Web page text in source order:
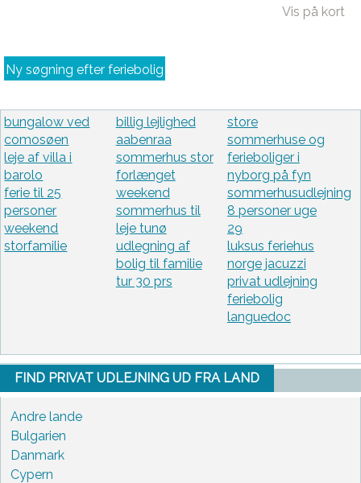
Vis på kort
Ny søgning efter feriebolig
bungalow ved
comosøen
leje af villa i
barolo
ferie til 25
personer
weekend
storfamilie
billig lejlighed
aabenraa
sommerhus stor
forlænget
weekend
sommerhus til
leje tunø
udlegning af
bolig til familie
tur 30 prs
store
sommerhuse og
ferieboliger i
nyborg på fyn
sommerhusudlejning
8 personer uge
29
luksus feriehus
norge jacuzzi
privat udlejning
feriebolig
languedoc
FIND PRIVAT UDLEJNING UD FRA LAND
Andre lande
Bulgarien
Danmark
Cypern